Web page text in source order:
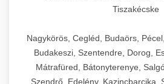
Tiszakécske
Nagykörös, Cegléd, Budaörs,
Budakeszi, Szentendre, Dorog,
Mátrafüred, Bátonyterenye,
Szendrő, Edelény, Kazincbarcika,